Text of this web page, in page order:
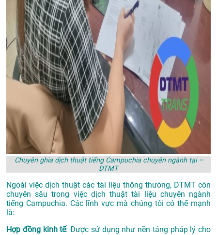
Chuyên ghia dịch thuật tiếng Campuchia chuyên ngành tại –
DTMT
Ngoài việc dịch thuật các tài liệu thông thường, DTMT còn
chuyên sâu trong việc dịch thuật tài liệu chuyên ngành
tiếng Campuchia. Các lĩnh vực mà chúng tôi có thế mạnh
là:
Hợp đồng kinh tế: Được sử dụng như nền tảng pháp lý cho